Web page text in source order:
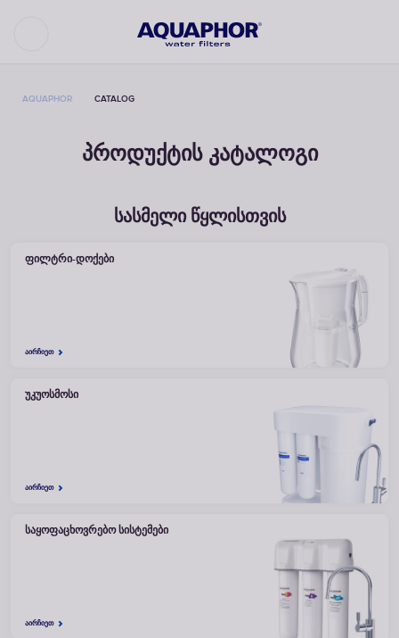
AQUAPHOR CATALOG
პროდუქტის კატალოგი
სასმელი წყლისთვის
ᲤᲘᲚᲢᲠᲘ-ᲓᲝᲥᲔᲑᲘ
ᲐᲘᲠᲩᲘᲔᲗ
ᲣᲙᲣᲝᲡᲛᲝᲡᲘ
ᲐᲘᲠᲩᲘᲔᲗ
ᲡᲐᲧᲝᲤᲐᲪᲮᲝᲕᲠᲔᲑᲝ ᲡᲘᲡᲢᲔᲛᲔᲑᲘ
ᲐᲘᲠᲩᲘᲔᲗ